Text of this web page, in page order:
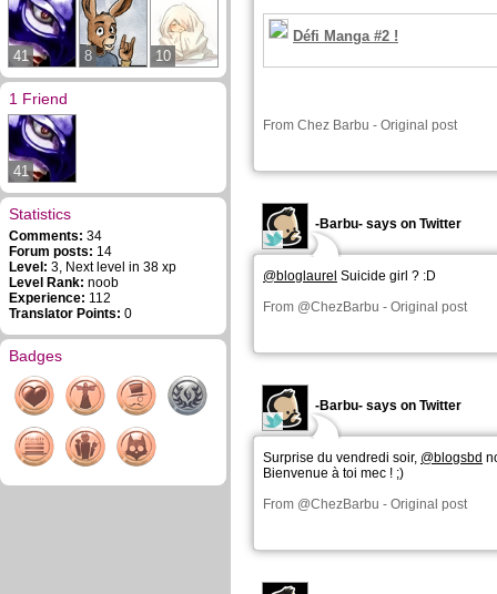
41 8 10
1 Friend
41
Statistics
Comments: 34
Forum posts: 14
Level: 3, Next level in 38 xp
Level Rank: noob
Experience: 112
Translator Points: 0
Badges
Défi Manga #2 !
From Chez Barbu - Original post
-Barbu- says on Twitter
@bloglaurel Suicide girl ? :D
From @ChezBarbu - Original post
-Barbu- says on Twitter
Surprise du vendredi soir, @blogsbd
Bienvenue à toi mec ! ;)
From @ChezBarbu - Original post